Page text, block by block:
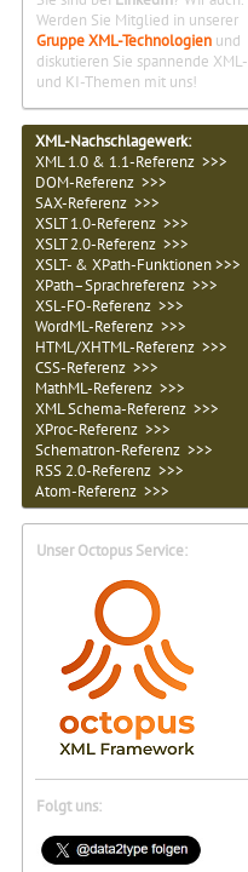
Werden Sie Mitglied in unserer
Gruppe XML-Technologien und
diskutieren Sie spannende XML-
und KI-Themen mit uns!
XML-Nachschlagewerk:
XML 1.0 & 1.1-Referenz >>>
DOM-Referenz >>>
SAX-Referenz >>>
XSLT 1.0-Referenz >>>
XSLT 2.0-Referenz >>>
XSLT- & XPath-Funktionen >>>
XPath–Sprachreferenz >>>
XSL-FO-Referenz >>>
WordML-Referenz >>>
HTML/XHTML-Referenz >>>
CSS-Referenz >>>
MathML-Referenz >>>
XML Schema-Referenz >>>
XProc-Referenz >>>
Schematron-Referenz >>>
RSS 2.0-Referenz >>>
Atom-Referenz >>>
Unser Octopus Service:
Folgt uns: